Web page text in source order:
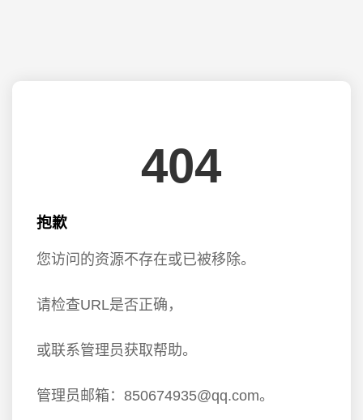
404
抱歉
您访问的资源不存在或已被移除。
请检查URL是否正确，
或联系管理员获取帮助。
管理员邮箱：850674935@qq.com。